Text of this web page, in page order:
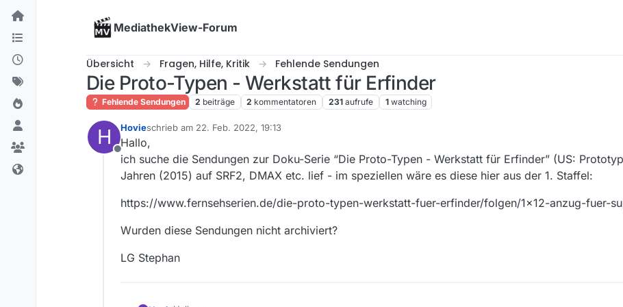
Skip to content
MediathekView-Forum
Übersicht Fragen, Hilfe, Kritik Fehlende Sendungen
Die Proto-Typen - Werkstatt für Erfinder
Fehlende Sendungen 2 beiträge 2 kommentatoren 231 aufrufe 1 watching
H
Offline
Hovieschrieb am 22. Feb. 2022, 19:13
zuletzt editiert von
Hallo,
ich suche die Sendungen zur Doku-Serie “Die Proto-Typen - Werkstatt für Erfinder” (US:
Jahren (2015) auf SRF2, DMAX etc. lief - im speziellen wäre es diese hier aus der 1. Staffel:
https://www.fernsehserien.de/die-proto-typen-werkstatt-fuer-erfinder/folgen/1x12-anzug-fuer-
Wurden diese Sendungen nicht archiviert?
LG Stephan